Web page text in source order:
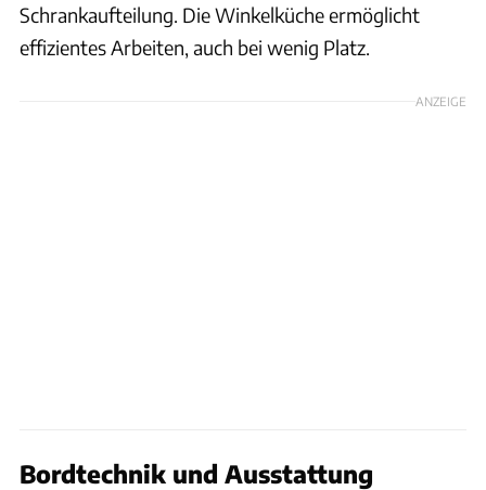
Schrankaufteilung. Die Winkelküche ermöglicht
effizientes Arbeiten, auch bei wenig Platz.
ANZEIGE
Bordtechnik und Ausstattung